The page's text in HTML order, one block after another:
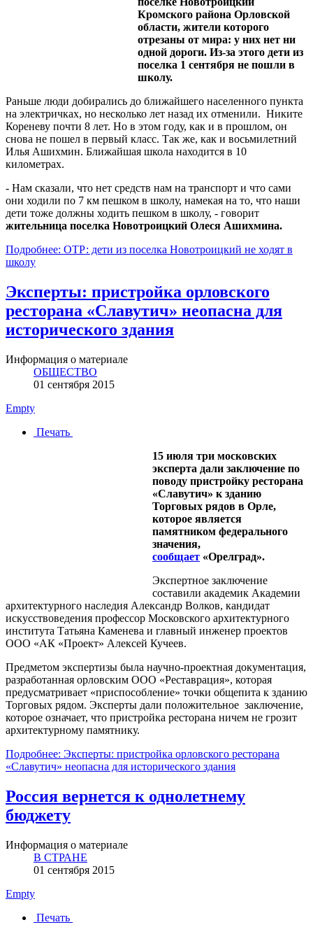
Кромского района Орловской
области, жители которого
отрезаны от мира: у них нет ни
одной дороги. Из-за этого дети из
поселка 1 сентября не пошли в
школу.
Раньше люди добирались до ближайшего населенного пункта
на электричках, но несколько лет назад их отменили. Никите
Кореневу почти 8 лет. Но в этом году, как и в прошлом, он
снова не пошел в первый класс. Так же, как и восьмилетний
Илья Ашихмин. Ближайшая школа находится в 10
километрах.
- Нам сказали, что нет средств нам на транспорт и что сами
они ходили по 7 км пешком в школу, намекая на то, что наши
дети тоже должны ходить пешком в школу, - говорит
жительница поселка Новотроицкий Олеся Ашихмина.
Подробнее: ОТР: дети из поселка Новотроицкий не ходят в
школу
Эксперты: пристройка орловского
ресторана «Славутич» неопасна для
исторического здания
Информация о материале
ОБЩЕСТВО
01 сентября 2015
Empty
Печать
15 июля три московских
эксперта дали заключение по
поводу пристройку ресторана
«Славутич» к зданию
Торговых рядов в Орле,
которое является
памятником федерального
значения,
сообщает «Орелград».
Экспертное заключение
составили академик Академии
архитектурного наследия Александр Волков, кандидат
искусствоведения профессор Московского архитектурного
института Татьяна Каменева и главный инженер проектов
ООО «АК «Проект» Алексей Кучеев.
Предметом экспертизы была научно-проектная документация,
разработанная орловским ООО «Реставрация», которая
предусматривает «приспособление» точки общепита к зданию
Торговых рядом. Эксперты дали положительное заключение,
которое означает, что пристройка ресторана ничем не грозит
архитектурному памятнику.
Подробнее: Эксперты: пристройка орловского ресторана
«Славутич» неопасна для исторического здания
Россия вернется к однолетнему
бюджету
Информация о материале
В СТРАНЕ
01 сентября 2015
Empty
Печать